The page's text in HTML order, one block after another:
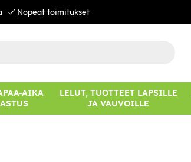
Nopeat toimitukset
AIKA
LELUT, TUOTTEET LAPSILLE
JA VAUVOILLE